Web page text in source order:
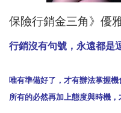
保險行銷金三角》優
行銷沒有句號，永遠都是
唯有準備好了，才有辦法掌握機
所有的必然再加上態度與時機，